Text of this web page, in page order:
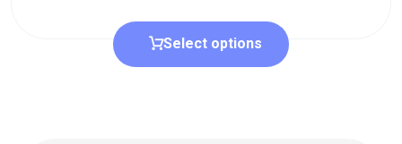
Select options